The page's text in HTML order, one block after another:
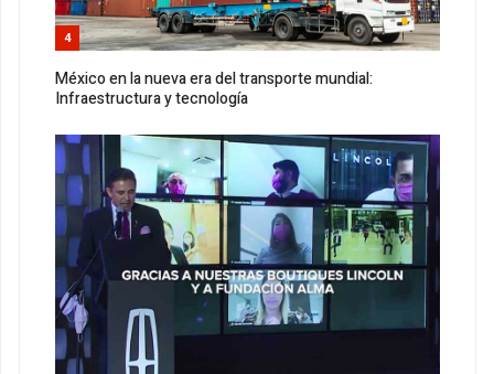
4
México en la nueva era del transporte mundial:
Infraestructura y tecnología